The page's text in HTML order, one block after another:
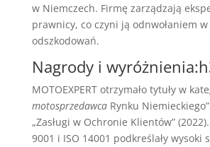
w Niemczech. Firmę zarządzają
prawnicy, co czyni ją odnwołaniem
odszkodowań.
Nagrody i
MOTOEXPERT otrzymało tytuły w
motosprzedawcaRynku
„Zasługi w Ochronie Klientów”
9001 i ISO 14001 podkreślały wysoki